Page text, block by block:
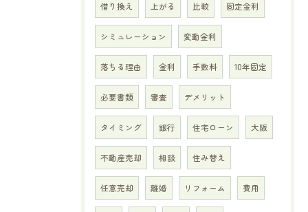
借り換え 上がる 比較 固定金利
シミュレーション 変動金利
落ちる理由 金利 手数料 10年固定
必要書類 審査 デメリット
タイミング 銀行 住宅ローン 大阪
不動産売却 相談 住み替え
任意売却 離婚 リフォーム 費用